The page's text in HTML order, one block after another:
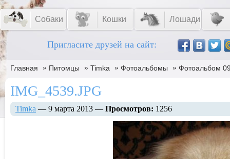
Собаки Кошки Лошади
Пригласите друзей на сайт:
Главная » Питомцы » Timka » Фотоальбомы » Фотоальбом
IMG_4539.JPG
Timka — 9 марта 2013 — Просмотров: 1256